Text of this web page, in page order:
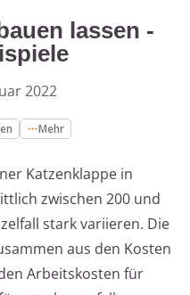
lassen -
2022
Mehr
Katzenklappe in
zwischen 200 und
stark variieren. Die
aus den Kosten
Arbeitskosten für